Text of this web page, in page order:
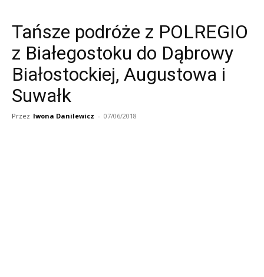
Tańsze podróże z POLREGIO
z Białegostoku do Dąbrowy
Białostockiej, Augustowa i
Suwałk
Przez Iwona Danilewicz - 07/06/2018